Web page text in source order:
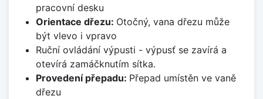
pracovní desku
Orientace dřezu: Otočný, vana dřezu může
být vlevo i vpravo
Ruční ovládání výpusti - výpusť se zavírá a
otevírá zamáčknutím sítka.
Provedení přepadu: Přepad umístěn ve vaně
dřezu